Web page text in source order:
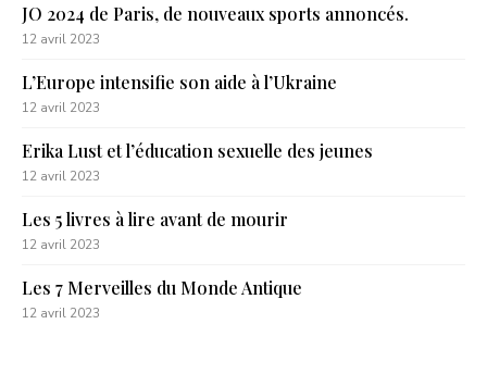
JO 2024 de Paris, de nouveaux sports annoncés.
12 avril 2023
L’Europe intensifie son aide à l’Ukraine
12 avril 2023
Erika Lust et l’éducation sexuelle des jeunes
12 avril 2023
Les 5 livres à lire avant de mourir
12 avril 2023
Les 7 Merveilles du Monde Antique
12 avril 2023